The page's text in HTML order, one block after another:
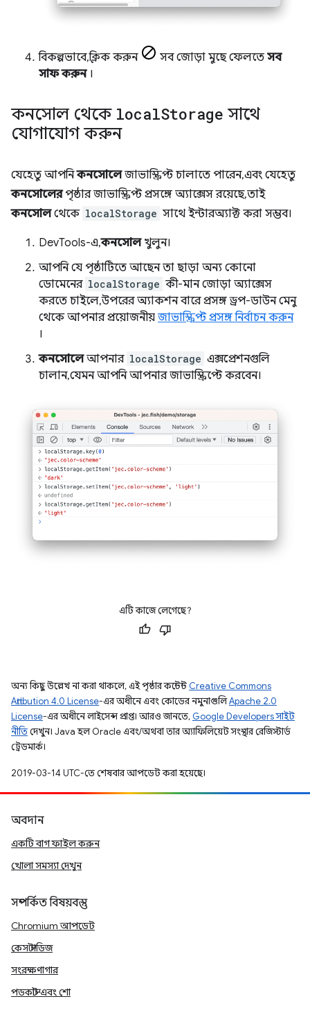
বিকল্পভাবে, ক্লিক করুন সব জোড়া মুছে ফেলতে সব
সাফ করুন।
কনসোল থেকে localStorage সাথে
যোগাযোগ করুন
যেহেতু আপনিকনসোলেজাভাস্ক্রিপ্ট চালাতে পারেন, এবং যেহেতু
কনসোলেরপৃষ্ঠার জাভাস্ক্রিপ্ট প্রসঙ্গে অ্যাক্সেস রয়েছে, তাই
কনসোলথেকে localStorage সাথে ইন্টারঅ্যাক্ট করা সম্ভব।
DevTools-এ,কনসোলখুলুন।
আপনি যে পৃষ্ঠাটিতে আছেন তা ছাড়া অন্য কোনো
ডোমেনের localStorage কী-মান জোড়া অ্যাক্সেস
করতে চাইলে, উপরের অ্যাকশন বারে প্রসঙ্গ ড্রপ-ডাউন মেনু
থেকে আপনার প্রয়োজনীয় জাভাস্ক্রিপ্ট প্রসঙ্গ নির্বাচন করুন
।
কনসোলেআপনার localStorage এক্সপ্রেশনগুলি
চালান, যেমন আপনি আপনার জাভাস্ক্রিপ্টে করবেন।
এটি কাজে লেগেছে?
অন্য কিছু উল্লেখ না করা থাকলে, এই পৃষ্ঠার কন্টেন্ট Creative Commons
Attribution 4.0 License-এর অধীনে এবং কোডের নমুনাগুলিApache 2.0
License-এর অধীনে লাইসেন্স প্রাপ্ত। আরও জানতে, Google Developers সাইট
নীতিদেখুন। Java হল Oracle এবং/অথবা তার অ্যাফিলিয়েট সংস্থার রেজিস্টার্ড
ট্রেডমার্ক।
2019-03-14 UTC-তে শেষবার আপডেট করা হয়েছে।
অবদান
একটি বাগ ফাইল করুন
খোলা সমস্যা দেখুন
সম্পর্কিত বিষয়বস্তু
Chromium আপডেট
কেস স্টাডিজ
সংরক্ষণাগার
পডকাস্ট এবং শো